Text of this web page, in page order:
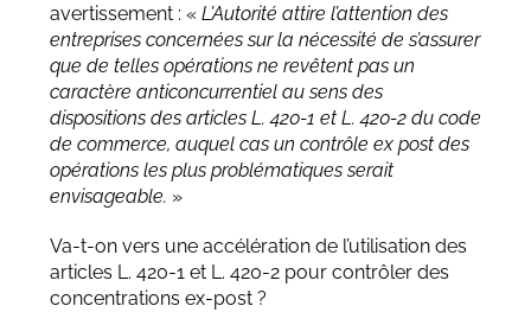
avertissement : « L’Autorité attire l’attention des
entreprises concernées sur la nécessité de s’assurer
que de telles opérations ne revêtent pas un
caractère anticoncurrentiel au sens des
dispositions des articles L. 420-1 et L. 420-2 du code
de commerce, auquel cas un contrôle ex post des
opérations les plus problématiques serait
envisageable. »
Va-t-on vers une accélération de l’utilisation des
articles L. 420-1 et L. 420-2 pour contrôler des
concentrations ex-post ?